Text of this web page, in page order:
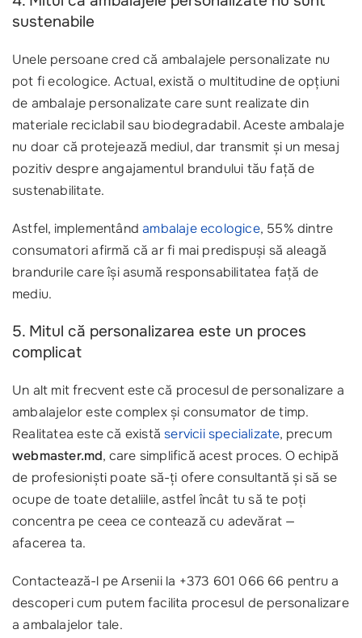
sustenabile
Unele persoane cred că ambalajele personalizate nu
pot fi ecologice. Actual, există o multitudine de opțiuni
de ambalaje personalizate care sunt realizate din
materiale reciclabil sau biodegradabil. Aceste ambalaje
nu doar că protejează mediul, dar transmit și un mesaj
pozitiv despre angajamentul brandului tău față de
sustenabilitate.
Astfel, implementândambalaje ecologice, 55% dintre
consumatori afirmă că ar fi mai predispuși să aleagă
brandurile care își asumă responsabilitatea față de
mediu.
5. Mitul că personalizarea este un proces
complicat
Un alt mit frecvent este că procesul de personalizare a
ambalajelor este complex și consumator de timp.
Realitatea este că existăservicii specializate, precum
webmaster.md, care simplifică acest proces. O echipă
de profesioniști poate să-ți ofere consultantă și să se
ocupe de toate detaliile, astfel încât tu să te poți
concentra pe ceea ce contează cu adevărat —
afacerea ta.
Contactează-l pe Arsenii la +373 601 066 66 pentru a
descoperi cum putem facilita procesul de personalizare
a ambalajelor tale.